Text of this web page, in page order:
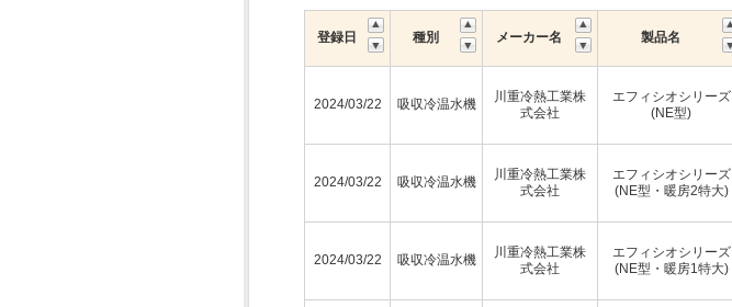
登録日 種別 メーカー名 製品名
2024/03/22 吸収冷温水機
川重冷熱工業株
式会社
エフィシオシリーズ
(NE型)
2024/03/22 吸収冷温水機
川重冷熱工業株
式会社
エフィシオシリーズ
(NE型・暖房2特大)
2024/03/22 吸収冷温水機
川重冷熱工業株
式会社
エフィシオシリーズ
(NE型・暖房1特大)